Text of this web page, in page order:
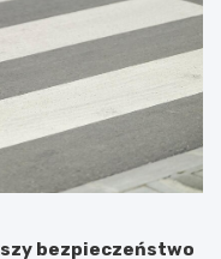
bezpieczeństwo